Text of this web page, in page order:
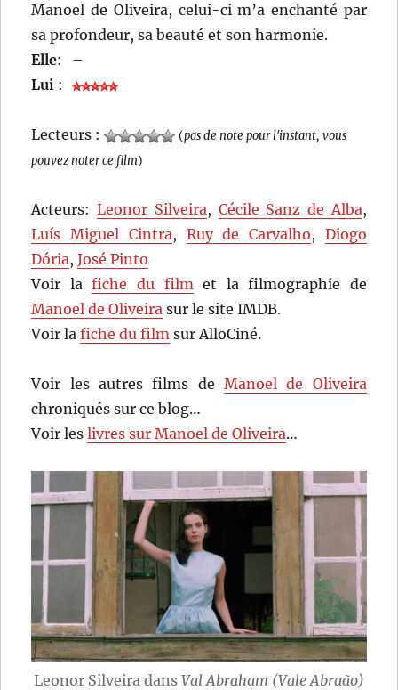
Manoel de Oliveira, celui-ci m’a enchanté par
sa profondeur, sa beauté et son harmonie.
Elle:
–
Lui :
Lecteurs : (pas de note pour l'instant, vous
pouvez noter ce film)
Acteurs:Leonor Silveira, Cécile Sanz de Alba,
Luís Miguel Cintra, Ruy de Carvalho, Diogo
Dória,José Pinto
Voir lafiche du filmet la filmographie de
Manoel de Oliveira sur le site IMDB.
Voir lafiche du film sur AlloCiné.
Voir les autres films deManoel de Oliveira
chroniqués sur ce blog…
Voir leslivres sur Manoel de Oliveira…
Leonor Silveira dans Val Abraham (Vale Abraão)